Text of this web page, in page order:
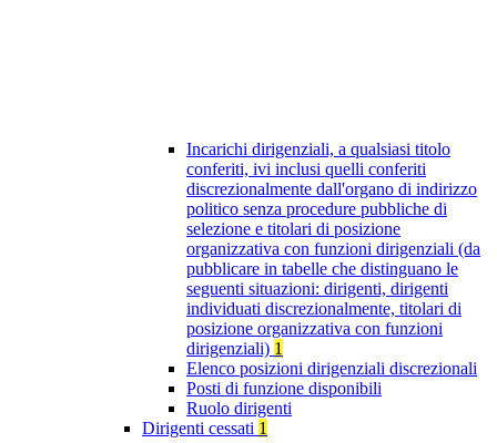
Incarichi dirigenziali, a qualsiasi titolo
conferiti, ivi inclusi quelli conferiti
discrezionalmente dall'organo di indirizzo
politico senza procedure pubbliche di
selezione e titolari di posizione
organizzativa con funzioni dirigenziali (da
pubblicare in tabelle che distinguano le
seguenti situazioni: dirigenti, dirigenti
individuati discrezionalmente, titolari di
posizione organizzativa con funzioni
dirigenziali) 1
Elenco posizioni dirigenziali discrezionali
Posti di funzione disponibili
Ruolo dirigenti
Dirigenti cessati 1